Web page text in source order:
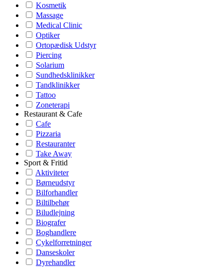
Kosmetik
Massage
Medical Clinic
Optiker
Ortopædisk Udstyr
Piercing
Solarium
Sundhedsklinikker
Tandklinikker
Tattoo
Zoneterapi
Restaurant & Cafe
Cafe
Pizzaria
Restauranter
Take Away
Sport & Fritid
Aktiviteter
Børneudstyr
Bilforhandler
Biltilbehør
Biludlejning
Biografer
Boghandlere
Cykelforretninger
Danseskoler
Dyrehandler